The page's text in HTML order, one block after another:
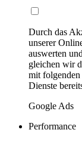
Durch das
unserer
auswerten
gleichen wir
mit folgenden
Dienste
Google Ads
Performance